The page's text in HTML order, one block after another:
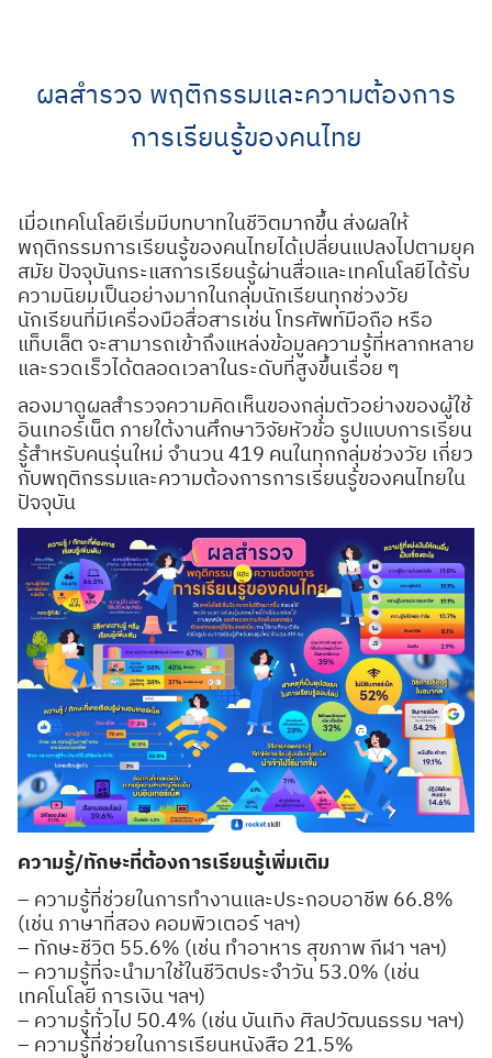
ผลสำรวจ พฤติกรรมและความต้องการ
การเรียนรู้ของคนไทย
เมื่อเทคโนโลยีเริ่มมีบทบาทในชีวิตมากขึ้น ส่งผลให้
พฤติกรรมการเรียนรู้ของคนไทยได้เปลี่ยนแปลงไปตามยุค
สมัย ปัจจุบันกระแสการเรียนรู้ผ่านสื่อและเทคโนโลยีได้รับ
ความนิยมเป็นอย่างมากในกลุ่มนักเรียนทุกช่วงวัย
นักเรียนที่มีเครื่องมือสื่อสารเช่น โทรศัพท์มือถือ หรือ
แท็บเล็ต จะสามารถเข้าถึงแหล่งข้อมูลความรู้ที่หลากหลาย
และรวดเร็วได้ตลอดเวลาในระดับที่สูงขึ้นเรื่อย ๆ
ลองมาดูผลสำรวจความคิดเห็นของกลุ่มตัวอย่างของผู้ใช้
อินเทอร์เน็ต ภายใต้งานศึกษาวิจัยหัวข้อ รูปแบบการเรียน
รู้สำหรับคนรุ่นใหม่ จำนวน 419 คนในทุกกลุ่มช่วงวัย เกี่ยว
กับพฤติกรรมและความต้องการการเรียนรู้ของคนไทยใน
ปัจจุบัน
ความรู้/ทักษะที่ต้องการเรียนรู้เพิ่มเติม
– ความรู้ที่ช่วยในการทำงานและประกอบอาชีพ 66.8%
(เช่น ภาษาที่สอง คอมพิวเตอร์ ฯลฯ)
– ทักษะชีวิต 55.6% (เช่น ทำอาหาร สุขภาพ กีฬา ฯลฯ)
– ความรู้ที่จะนำมาใช้ในชีวิตประจำวัน 53.0% (เช่น
เทคโนโลยี การเงิน ฯลฯ)
– ความรู้ทั่วไป 50.4% (เช่น บันเทิง ศิลปวัฒนธรรม ฯลฯ)
– ความรู้ที่ช่วยในการเรียนหนังสือ 21.5%